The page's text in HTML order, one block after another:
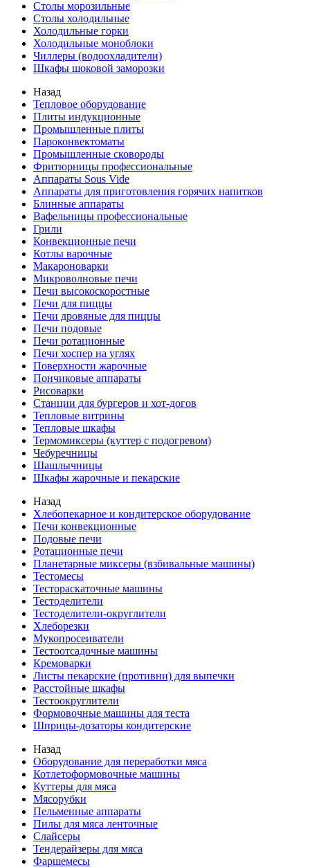
Столы морозильные
Столы холодильные
Холодильные горки
Холодильные моноблоки
Чиллеры (водоохладители)
Шкафы шоковой заморозки
Назад
Тепловое оборудование
Плиты индукционные
Промышленные плиты
Пароконвектоматы
Промышленные сковороды
Фритюрницы профессиональные
Аппараты Sous Vide
Аппараты для приготовления горячих напитков
Блинные аппараты
Вафельницы профессиональные
Грили
Конвекционные печи
Котлы варочные
Макароноварки
Микроволновые печи
Печи высокоскоростные
Печи для пиццы
Печи дровяные для пиццы
Печи подовые
Печи ротационные
Печи хоспер на углях
Поверхности жарочные
Пончиковые аппараты
Рисоварки
Станции для бургеров и хот-догов
Тепловые витрины
Тепловые шкафы
Термомиксеры (куттер с подогревом)
Чебуречницы
Шашлычницы
Шкафы жарочные и пекарские
Назад
Хлебопекарное и кондитерское оборудование
Печи конвекционные
Подовые печи
Ротационные печи
Планетарные миксеры (взбивальные машины)
Тестомесы
Тестораскаточные машины
Тестоделители
Тестоделители-округлители
Хлеборезки
Мукопросеиватели
Тестоотсадочные машины
Кремоварки
Листы пекарские (противни) для выпечки
Расстойные шкафы
Тестоокруглители
Формовочные машины для теста
Шприцы-дозаторы кондитерские
Назад
Оборудование для переработки мяса
Котлетоформовочные машины
Куттеры для мяса
Мясорубки
Пельменные аппараты
Пилы для мяса ленточные
Слайсеры
Тендерайзеры для мяса
Фаршемесы